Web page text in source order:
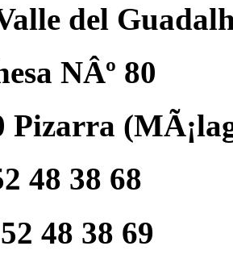
del
NÂº 80
Pizarra
48 38 68
48 38 69